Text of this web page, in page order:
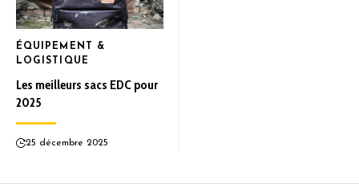
ÉQUIPEMENT &
LOGISTIQUE
Les meilleurs sacs EDC pour
2025
25 décembre 2025